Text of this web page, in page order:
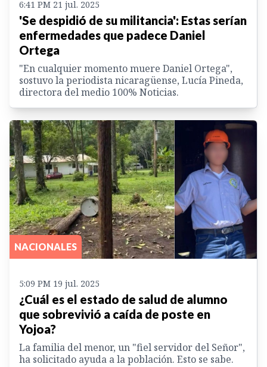
6:41 PM 21 jul. 2025
'Se despidió de su militancia': Estas serían
enfermedades que padece Daniel
Ortega
"En cualquier momento muere Daniel Ortega",
sostuvo la periodista nicaragüense, Lucía Pineda,
directora del medio 100% Noticias.
NACIONALES
5:09 PM 19 jul. 2025
¿Cuál es el estado de salud de alumno
que sobrevivió a caída de poste en
Yojoa?
La familia del menor, un "fiel servidor del Señor",
ha solicitado ayuda a la población. Esto se sabe.